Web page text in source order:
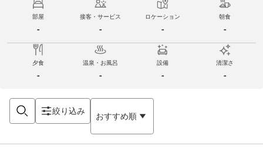
部屋
-
接客・サービス
-
ロケーション
-
朝食
-
夕食
-
温泉・お風呂
-
設備
-
清潔さ
-
絞り込み おすすめ順